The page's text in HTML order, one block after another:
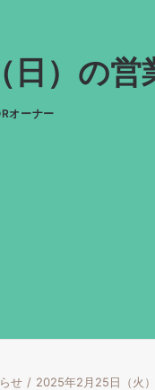
）の営
オーナー
せ 2025年2月25日（火